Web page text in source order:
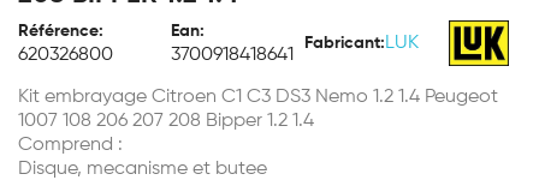
Référence:
620326800
Ean:
3700918418641
Fabricant: LUK
Kit embrayage Citroen C1 C3 DS3 Nemo 1.2 1.4 Peugeot
1007 108 206 207 208 Bipper 1.2 1.4
Comprend :
Disque, mecanisme et butee